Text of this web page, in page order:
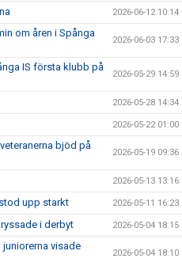
2026-06-12 10:14
om åren i Spånga
2026-06-03 17:33
IS första klubb på
2026-05-29 14:59
2026-05-28 14:34
2026-05-22 01:00
bjöd på
2026-05-19 09:36
2026-05-13 13:16
upp starkt 2026-05-11 16:23
i derbyt 2026-05-04 18:15
visade
2026-05-04 18:10